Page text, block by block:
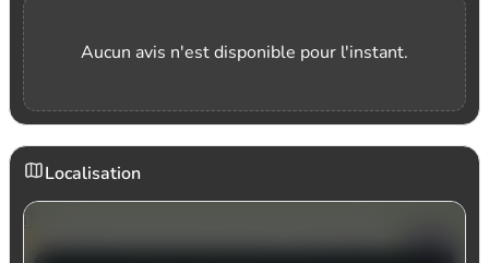
Aucun avis n'est disponible pour l'instant.
Localisation